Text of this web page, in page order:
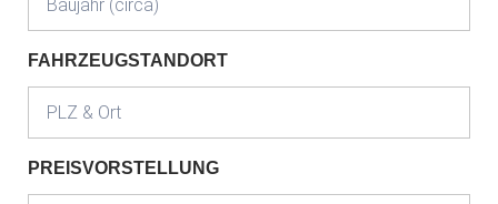
FAHRZEUGSTANDORT
PREISVORSTELLUNG